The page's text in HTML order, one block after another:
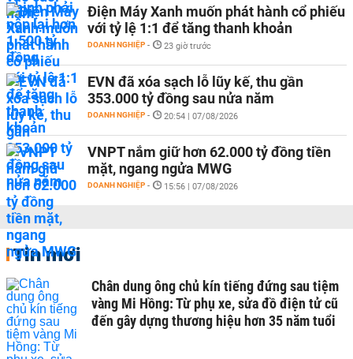
Điện Máy Xanh muốn phát hành cổ phiếu
với tỷ lệ 1:1 để tăng thanh khoản
DOANH NGHIỆP - 23 giờ trước
EVN đã xóa sạch lỗ lũy kế, thu gần
353.000 tỷ đồng sau nửa năm
DOANH NGHIỆP - 20:54 | 07/08/2026
VNPT nắm giữ hơn 62.000 tỷ đồng tiền
mặt, ngang ngửa MWG
DOANH NGHIỆP - 15:56 | 07/08/2026
Tin mới
Chân dung ông chủ kín tiếng đứng sau tiệm
vàng Mi Hồng: Từ phụ xe, sửa đồ điện tử cũ
đến gây dựng thương hiệu hơn 35 năm tuổi